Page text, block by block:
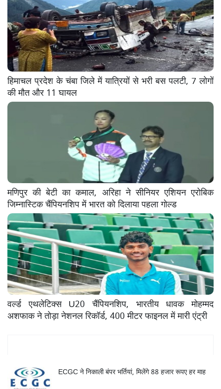
हिमाचल प्रदेश के चंबा जिले में यात्रियों से भरी बस पलटी, 7 लोगों
की मौत और 11 घायल
मणिपुर की बेटी का कमाल, अरिहा ने सीनियर एशियन एरोबिक
जिम्नास्टिक चैंपियनशिप में भारत को दिलाया पहला गोल्ड
वर्ल्ड एथलेटिक्स U20 चैंपियनशिप, भारतीय धावक मोहम्मद
अशफाक ने तोड़ा नेशनल रिकॉर्ड, 400 मीटर फाइनल में मारी एंट्री
ECGC ने निकाली बंपर भर्तियां, मिलेंगे 88 हजार रूपए हर माह